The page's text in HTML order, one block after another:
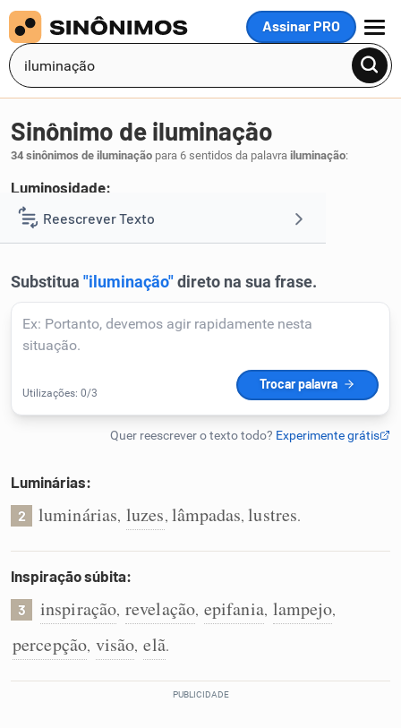
Assinar PRO
MENU
Reescrever Texto
Corrigir Texto
Humanizador de IA
Cata-letras
Conexões
Caça-palavras
Sinônimo de iluminação
34 sinônimos de iluminação para 6 sentidos da palavra iluminação:
Luminosidade:
1 luminosidade,luz brilho.
Luminárias:
2 luminárias, luzes, lâmpadas,lustres.
Inspiração súbita:
3 inspiração, revelação, epifania, lampejo,
percepção, visão, elã.